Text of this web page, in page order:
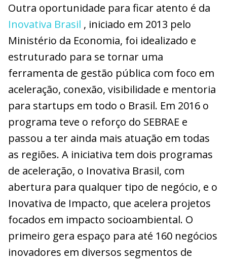
Outra oportunidade para ficar atento é da
Inovativa Brasil , iniciado em 2013 pelo
Ministério da Economia, foi idealizado e
estruturado para se tornar uma
ferramenta de gestão pública com foco em
aceleração, conexão, visibilidade e mentoria
para startups em todo o Brasil. Em 2016 o
programa teve o reforço do SEBRAE e
passou a ter ainda mais atuação em todas
as regiões. A iniciativa tem dois programas
de aceleração, o Inovativa Brasil, com
abertura para qualquer tipo de negócio, e o
Inovativa de Impacto, que acelera projetos
focados em impacto socioambiental. O
primeiro gera espaço para até 160 negócios
inovadores em diversos segmentos de